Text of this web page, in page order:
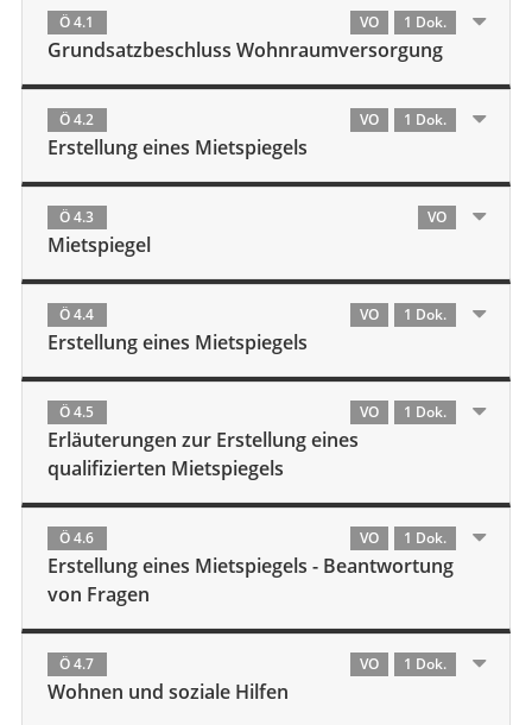
Ö 4.1 VO 1 Dok.
Grundsatzbeschluss Wohnraumversorgung
Ö 4.2 VO 1 Dok.
Erstellung eines Mietspiegels
Ö 4.3 VO
Mietspiegel
Ö 4.4 VO 1 Dok.
Erstellung eines Mietspiegels
Ö 4.5 VO 1 Dok.
Erläuterungen zur Erstellung eines
qualifizierten Mietspiegels
Ö 4.6 VO 1 Dok.
Erstellung eines Mietspiegels - Beantwortung
von Fragen
Ö 4.7 VO 1 Dok.
Wohnen und soziale Hilfen